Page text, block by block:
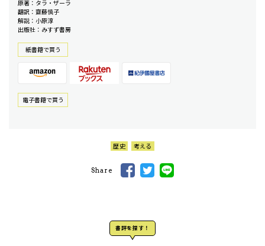
原著：タラ・ザーラ
翻訳：齋藤慎子
解説：小原淳
出版社：みすず書房
紙書籍で買う
電⼦書籍で買う
歴史 考える
Share
書評を探す！